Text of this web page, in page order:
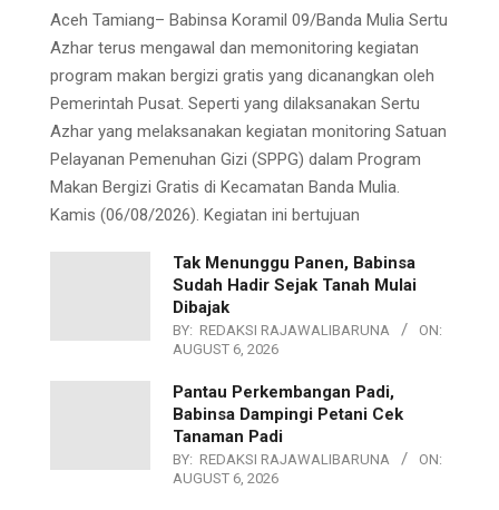
Aceh Tamiang– Babinsa Koramil 09/Banda Mulia Sertu
Azhar terus mengawal dan memonitoring kegiatan
program makan bergizi gratis yang dicanangkan oleh
Pemerintah Pusat. Seperti yang dilaksanakan Sertu
Azhar yang melaksanakan kegiatan monitoring Satuan
Pelayanan Pemenuhan Gizi (SPPG) dalam Program
Makan Bergizi Gratis di Kecamatan Banda Mulia.
Kamis (06/08/2026). Kegiatan ini bertujuan
Tak Menunggu Panen, Babinsa
Sudah Hadir Sejak Tanah Mulai
Dibajak
BY: REDAKSI RAJAWALIBARUNA
ON:
AUGUST 6, 2026
Pantau Perkembangan Padi,
Babinsa Dampingi Petani Cek
Tanaman Padi
BY: REDAKSI RAJAWALIBARUNA
ON:
AUGUST 6, 2026